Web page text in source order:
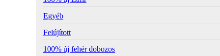
Egyéb
Felújított
100% új fehér dobozos